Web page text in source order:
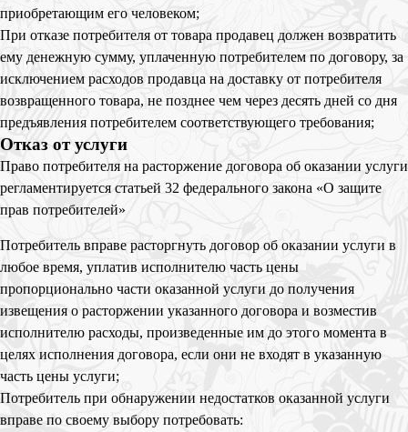
приобретающим его человеком;
При отказе потребителя от товара продавец должен возвратить
ему денежную сумму, уплаченную потребителем по договору, за
исключением расходов продавца на доставку от потребителя
возвращенного товара, не позднее чем через десять дней со дня
предъявления потребителем соответствующего требования;
Отказ от услуги
Право потребителя на расторжение договора об оказании услуги
регламентируется статьей 32 федерального закона «О защите
прав потребителей»
Потребитель вправе расторгнуть договор об оказании услуги в
любое время, уплатив исполнителю часть цены
пропорционально части оказанной услуги до получения
извещения о расторжении указанного договора и возместив
исполнителю расходы, произведенные им до этого момента в
целях исполнения договора, если они не входят в указанную
часть цены услуги;
Потребитель при обнаружении недостатков оказанной услуги
вправе по своему выбору потребовать: